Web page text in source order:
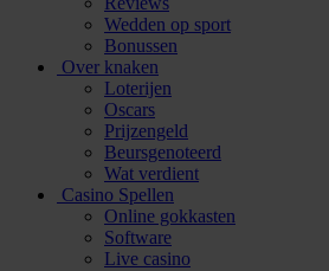
Wedden op sport
Bonussen
Over knaken
Loterijen
Oscars
Prijzengeld
Beursgenoteerd
Wat verdient
Casino Spellen
Online gokkasten
Software
Live casino